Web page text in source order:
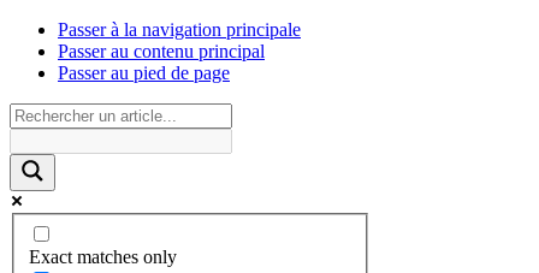
Passer à la navigation principale
Passer au contenu principal
Passer au pied de page
Exact matches only